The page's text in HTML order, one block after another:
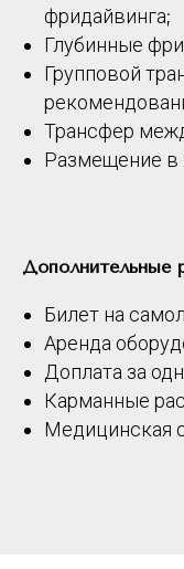
фридайвинга;
Глубинные
Групповой
Трансфер
Размещение в
Дополнительные
Билет на
Аренда
Доплата за
Карманные
Медицинская